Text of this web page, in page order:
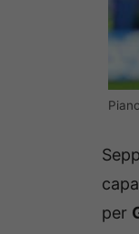
per